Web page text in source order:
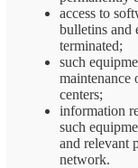
access to
bulletins and
terminated;
such
maintenance
centers;
information
such
and relevant
network.